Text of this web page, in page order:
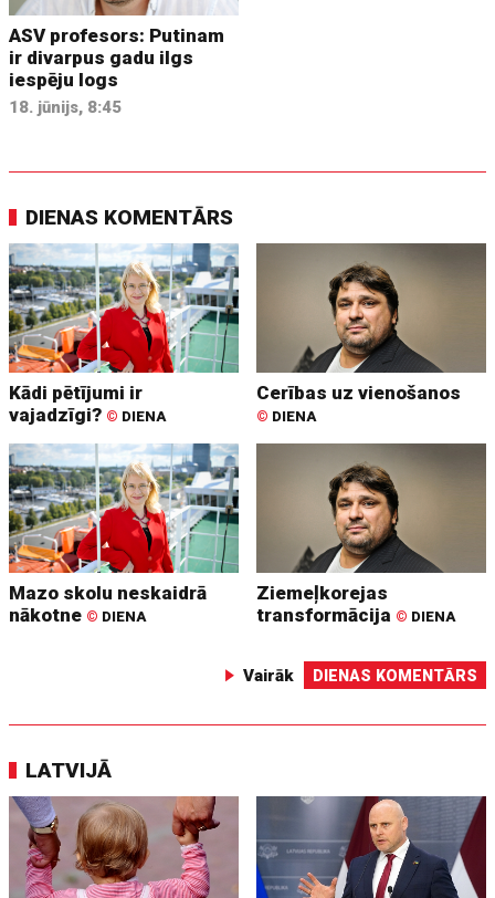
ASV profesors: Putinam
ir divarpus gadu ilgs
iespēju logs
18. jūnijs, 8:45
DIENAS KOMENTĀRS
Kādi pētījumi ir
vajadzīgi? © DIENA
Cerības uz vienošanos
© DIENA
Mazo skolu neskaidrā
nākotne © DIENA
Ziemeļkorejas
transformācija © DIENA
Vairāk DIENAS KOMENTĀRS
LATVIJĀ